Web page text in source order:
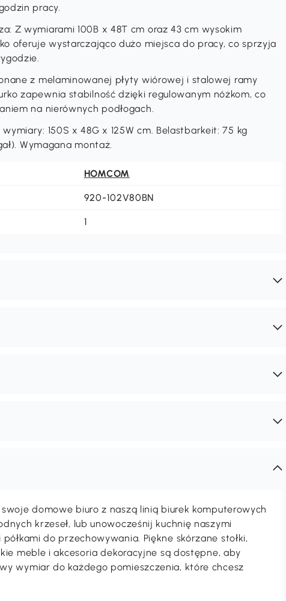
pracy.
Z wymiarami 100B x 48T cm oraz 43 cm wysokim
oferuje wystarczająco dużo miejsca do pracy, co sprzyja
z melaminowanej płyty wiórowej i stalowej ramy
zapewnia stabilność dzięki regulowanym nóżkom, co
na nierównych podłogach.
150S x 48G x 125W cm. Belastbarkeit: 75 kg
Wymagana montaż.
HOMCOM
920-102V80BN
1
swoje domowe biuro z naszą linią biurek komputerowych
krzeseł, lub unowocześnij kuchnię naszymi
półkami do przechowywania. Piękne skórzane stołki,
meble i akcesoria dekoracyjne są dostępne, aby
wymiar do każdego pomieszczenia, które chcesz